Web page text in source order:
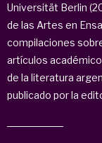
Universität Berlin
de las Artes en
compilaciones
artículos
de la literatura
publicado por la